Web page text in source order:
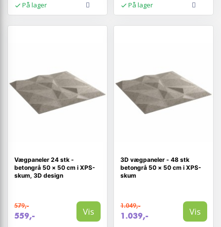
På lager På lager
Vægpaneler 24 stk -
betongrå 50 × 50 cm i XPS-
skum, 3D design
579,-
559,- Vis
3D vægpaneler - 48 stk
betongrå 50 × 50 cm i XPS-
skum
1.049,-
1.039,- Vis